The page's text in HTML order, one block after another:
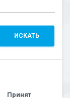
ИСКАТЬ
Принят